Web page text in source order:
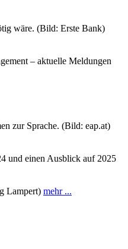
wäre. (Bild: Erste Bank)
– aktuelle Meldungen
zur Sprache. (Bild: eap.at)
und einen Ausblick auf 2025
Lampert) mehr ...